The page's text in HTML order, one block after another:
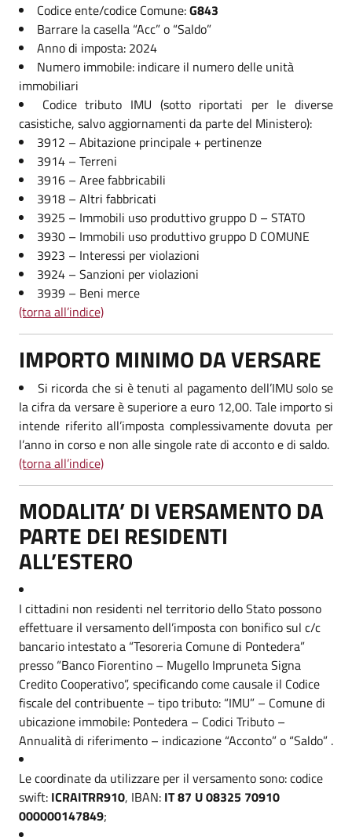
Codice ente/codice Comune:G843
Barrare la casella “Acc” o “Saldo”
Anno di imposta: 2024
Numero immobile: indicare il numero delle unità
immobiliari
Codice tributo IMU (sotto riportati per le diverse
casistiche, salvo aggiornamenti da parte del Ministero):
3912 – Abitazione principale + pertinenze
3914 – Terreni
3916 – Aree fabbricabili
3918 – Altri fabbricati
3925 – Immobili uso produttivo gruppo D – STATO
3930 – Immobili uso produttivo gruppo D COMUNE
3923 – Interessi per violazioni
3924 – Sanzioni per violazioni
3939 – Beni merce
(torna all’indice)
IMPORTO MINIMO DA VERSARE
Si ricorda che si è tenuti al pagamento dell’IMU solo se
la cifra da versare è superiore a euro 12,00. Tale importo si
intende riferito all’imposta complessivamente dovuta per
l’anno in corso e non alle singole rate di acconto e di saldo.
(torna all’indice)
MODALITA’ DI VERSAMENTO DA
PARTE DEI RESIDENTI
ALL’ESTERO
I cittadini non residenti nel territorio dello Stato possono
effettuare il versamento dell’imposta con bonifico sul c/c
bancario intestato a “Tesoreria Comune di Pontedera”
presso “Banco Fiorentino – Mugello Impruneta Signa
Credito Cooperativo”, specificando come causale il Codice
fiscale del contribuente – tipo tributo: “IMU” – Comune di
ubicazione immobile: Pontedera – Codici Tributo –
Annualità di riferimento – indicazione “Acconto” o “Saldo” .
Le coordinate da utilizzare per il versamento sono: codice
swift: ICRAITRR910, IBAN: IT 87 U 08325 70910
000000147849;